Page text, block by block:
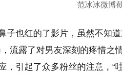
范冰冰微博
子也红的了影片，虽然不知
流露了对男友深刻的疼惜之
，引起了众多粉丝的注意，“